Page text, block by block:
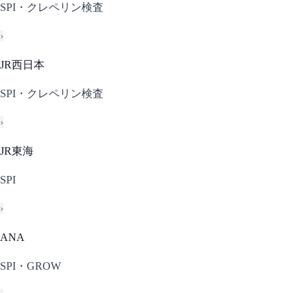
SPI・クレペリン検査
›
JR西日本
SPI・クレペリン検査
›
JR東海
SPI
›
ANA
SPI・GROW